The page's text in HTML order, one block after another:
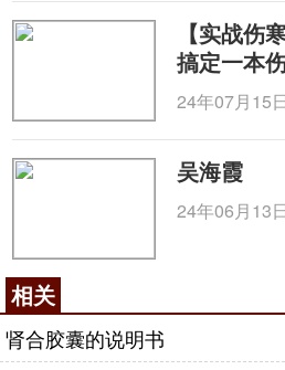
【实战伤
搞定一本
24年07月15日
吴海霞
24年06月13日
相关
肾合胶囊的说明书